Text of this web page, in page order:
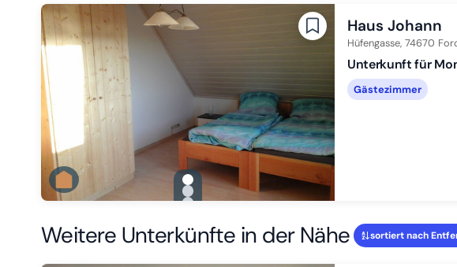
gallery.slide_selector
Zu Slide 1 wechseln
Zu Slide 2 wechseln
Haus Johann
Hüfengasse, 74670
Unterkunft für
Gästezimmer
Weitere Unterkünfte in der Nähe sortiert nach